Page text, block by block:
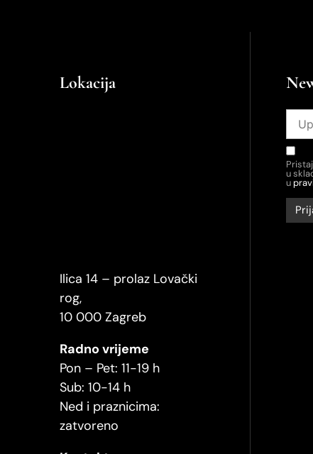
Lokacija
Ilica 14 – prolaz Lovački
rog,
10 000 Zagreb
Radno vrijeme
Pon – Pet: 11-19 h
Sub: 10-14 h
Ned i praznicima:
zatvoreno
u
u